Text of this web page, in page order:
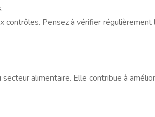
Pensez à vérifier
alimentaire. Elle contribue à